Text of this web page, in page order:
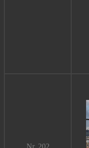
Nr. 202